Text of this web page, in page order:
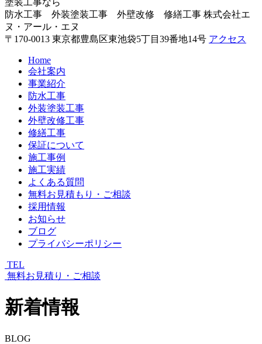
防水工事 外装塗装工事 外壁改修 修繕工事 株式会社エ
ヌ・アール・エヌ
〒170-0013 東京都豊島区東池袋5丁目39番地14号 アクセス
Home
会社案内
事業紹介
防水工事
外装塗装工事
外壁改修工事
修繕工事
保証について
施工事例
施工実績
よくある質問
無料お見積もり・ご相談
採用情報
お知らせ
ブログ
プライバシーポリシー
TEL
無料お見積り・ご相談
新着情報
BLOG